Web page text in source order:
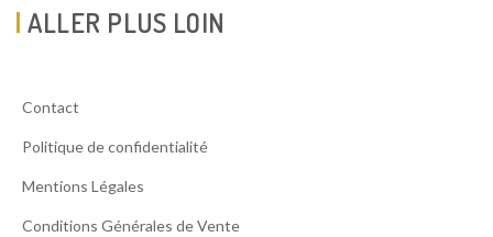
ALLER PLUS LOIN
Contact
Politique de confidentialité
Mentions Légales
Conditions Générales de Vente